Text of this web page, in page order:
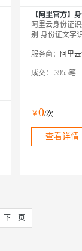
【阿里官方】
阿里云身份证
别-身份证文字
件、翻拍检测
名、性别、出
服务商：
成交： 3955笔
￥0/次
查看详情
下一页